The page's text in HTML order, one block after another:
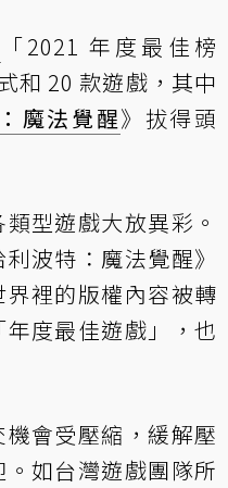
「2021 年度最佳榜
和 20 款遊戲，其中
魔法覺醒》拔得頭
型遊戲大放異彩。
波特：魔法覺醒》
裡的版權內容被轉
度最佳遊戲」，也
會受壓縮，緩解壓
如台灣遊戲團隊所